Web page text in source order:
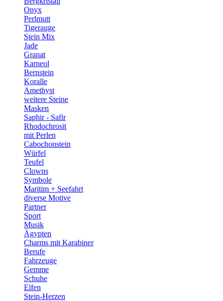
Onyx
Perlmutt
Tigerauge
Stein Mix
Jade
Granat
Karneol
Bernstein
Koralle
Amethyst
weitere Steine
Masken
Saphir - Safir
Rhodochrosit
mit Perlen
Cabochonstein
Würfel
Teufel
Clowns
Symbole
Maritim + Seefahrt
diverse Motive
Partner
Sport
Musik
Ägypten
Charms mit Karabiner
Berufe
Fahrzeuge
Gemme
Schuhe
Elfen
Stein-Herzen